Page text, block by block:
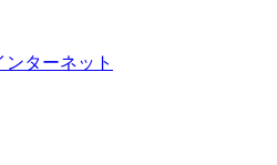
ンターネット